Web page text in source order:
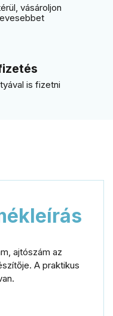
vásároljon
is fizetni
ajtószám az
A praktikus